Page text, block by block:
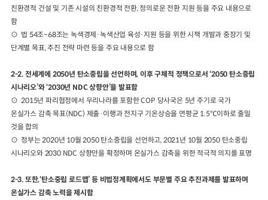
친환경적 건설 및 기존 시설의 친환경적 전환, 정의로운 전환 지원 등을 주요 내용으로
함
⊙ 법 54조~68조는 녹색경제·녹색산업 육성·지원 등을 위한 시책 개발과 중장기 및
단계별 목표, 추진 전략 마련 등을 주요 내용으로 함
2-2. 전세계에 2050년 탄소중립을 선언하며, 이후 구체적 정책으로서 ‘2050 탄소중립
시나리오’와 ‘2030년 NDC 상향안’을 발표함
⊙ 2015년 파리협정에서 우리나라를 포함한 COP 당사국은 5년 주기로 국가
온실가스 감축 목표(NDC) 제출·이행과 전지구 기온상승을 연평균 1.5℃이하로 줄일
것을 합의
⊙ 정부는 2020년 10월 2050 탄소중립을 선언하고, 2021년 10월 2050 탄소중립
시나리오와 2030 NDC 상향안을 확정하며 온실가스 감축을 위한 적극적 의지를 표명
2-3. 또한,‘탄소중립 로드맵’ 등 비법정계획에서도 부문별 주요 추진과제를 발표하며
온실가스 감축 노력을 제시함